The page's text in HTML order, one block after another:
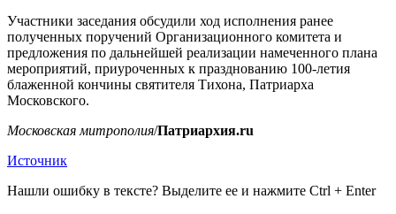
Участники заседания обсудили ход исполнения ранее
полученных поручений Организационного комитета и
предложения по дальнейшей реализации намеченного плана
мероприятий, приуроченных к празднованию 100-летия
блаженной кончины святителя Тихона, Патриарха
Московского.
Московская митрополия/Патриархия.ru
Источник
Нашли ошибку в тексте? Выделите ее и нажмите Ctrl + Enter